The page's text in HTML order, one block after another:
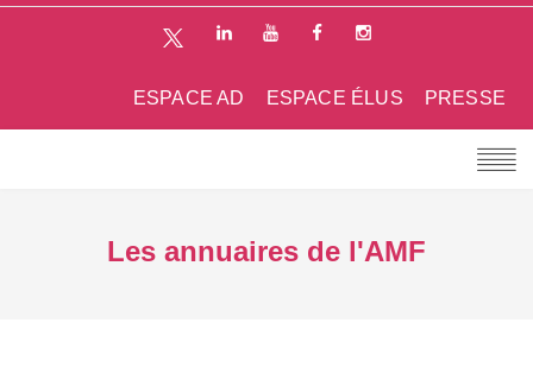
PRESSE
ESPACE ÉLUS
ESPACE AD
Les annuaires de l'AMF